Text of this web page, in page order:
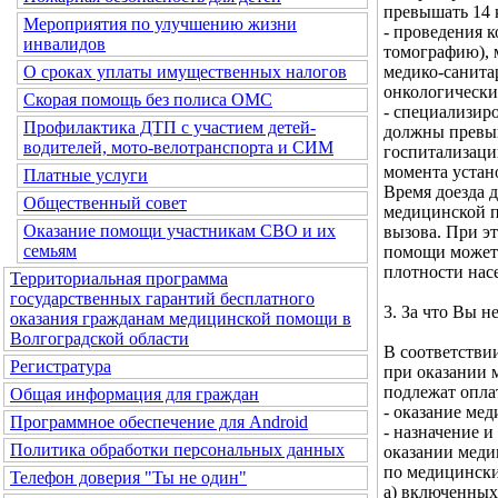
Мероприятия по улучшению жизни
инвалидов
О сроках уплаты имущественных налогов
Скорая помощь без полиса ОМС
Профилактика ДТП с участием детей-
водителей, мото-велотранспорта и СИМ
Платные услуги
Общественный совет
Оказание помощи участникам СВО и их
семьям
Территориальная программа
государственных гарантий бесплатного
оказания гражданам медицинской помощи в
Волгоградской области
Регистратура
Общая информация для граждан
Программное обеспечение для Android
Политика обработки персональных данных
Телефон доверия "Ты не один"
превышать 14
- проведения
томографию),
медико-
-
должны
момента
Время доезда
медицинской
вызова. При
помощи может
плотности
3. За что Вы
В
при оказании
подлежат
- оказание
- назначение
оказании
по
а)